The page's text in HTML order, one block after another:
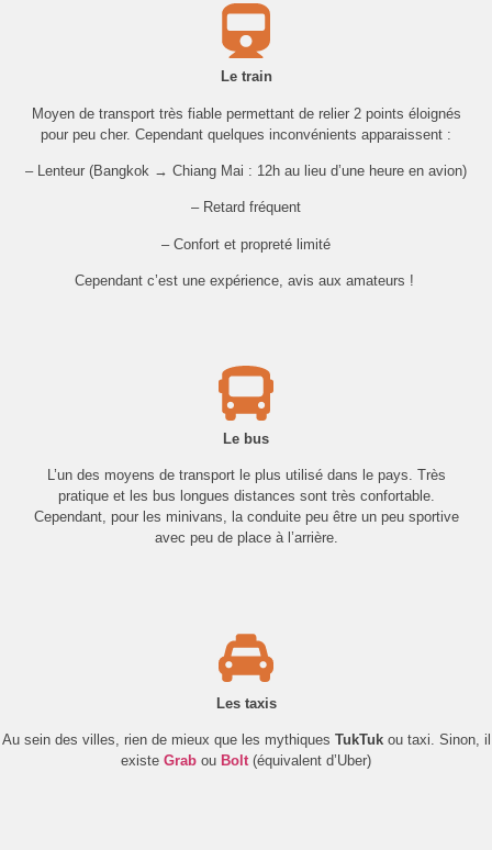
Le train
Moyen de transport très fiable permettant de relier 2 points éloignés
pour peu cher. Cependant quelques inconvénients apparaissent :
– Lenteur (Bangkok → Chiang Mai : 12h au lieu d’une heure en avion)
– Retard fréquent
– Confort et propreté limité
Cependant c’est une expérience, avis aux amateurs !
Le bus
L’un des moyens de transport le plus utilisé dans le pays. Très
pratique et les bus longues distances sont très confortable.
Cependant, pour les minivans, la conduite peu être un peu sportive
avec peu de place à l’arrière.
Les taxis
Au sein des villes, rien de mieux que les mythiques TukTukou taxi. Sinon, il
existe Grab ou Bolt (équivalent d’Uber)